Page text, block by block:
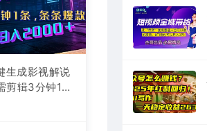
生成影视解说
剪辑3分钟1